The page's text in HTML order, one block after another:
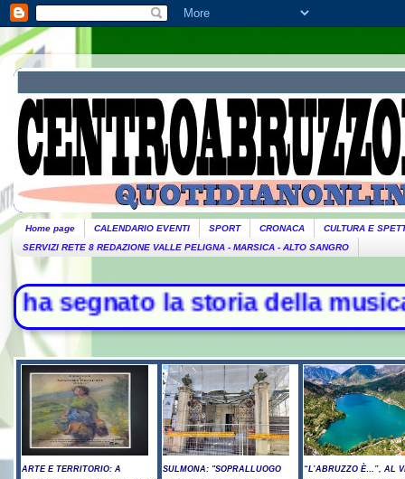
Home page CALENDARIO EVENTI SPORT CRONACA
CULTURA E
SERVIZI RETE 8 REDAZIONE VALLE PELIGNA - MARSICA - ALTO SANGRO
la storia della musica -
ARTE E TERRITORIO: A
SULMONA: "SOPRALLUOGO
“L’ABRUZZO È…”, AL